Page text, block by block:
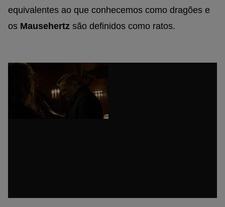
equivalentes ao que conhecemos como dragões e
os Mausehertz são definidos como ratos.